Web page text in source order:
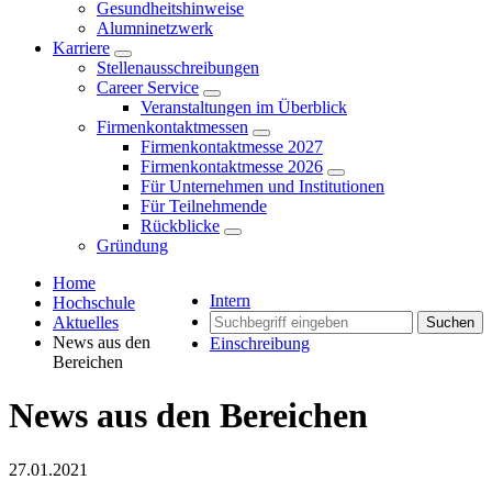
Gesundheitshinweise
Alumninetzwerk
Karriere
Stellenausschreibungen
Career Service
Veranstaltungen im Überblick
Firmenkontaktmessen
Firmenkontaktmesse 2027
Firmenkontaktmesse 2026
Für Unternehmen und Institutionen
Für Teilnehmende
Rückblicke
Gründung
Intern
Suchen
Einschreibung
Home
Hochschule
Aktuelles
News aus den
Bereichen
News aus den Bereichen
27.01.2021